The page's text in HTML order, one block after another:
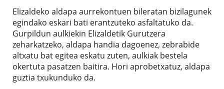
Elizaldeko aldapa aurrekontuen bileratan bizilagunek
egindako eskari bati erantzuteko asfaltatuko da.
Gurpildun aulkiekin Elizaldetik Gurutzera
zeharkatzeko, aldapa handia dagoenez, zebrabide
altxatu bat egitea eskatu zuten, aulkiak bestela
okertuta pasatzen baitira. Hori aprobetxatuz, aldapa
guztia txukunduko da.